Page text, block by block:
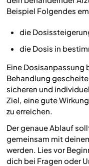
Beispiel Folgendes
die
die Dosis in
Eine
Behandlung
sicheren und
Ziel, eine gute
zu erreichen.
Der genaue Ablauf
gemeinsam mit
werden. Lies vor
dich bei Fragen oder